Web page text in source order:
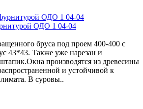
ОДО 1 04-04
бруса под проем 400-400 с
43*43. Также уже нарезан и
производятся из древесины
и устойчивой к
В суровы..